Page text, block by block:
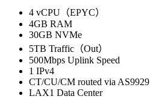
4 vCPU（EPYC）
4GB RAM
30GB NVMe
5TB Traffic（Out）
500Mbps Uplink Speed
1 IPv4
CT/CU/CM routed via AS9929
LAX1 Data Center